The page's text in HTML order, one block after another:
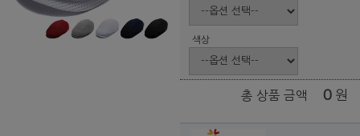
색상
총 상품 금액 0 원